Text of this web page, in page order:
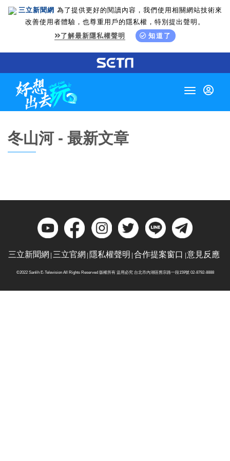
三立新聞網 為了提供更好的閱讀內容，我們使用相關網站技術來
改善使用者體驗，也尊重用戶的隱私權，特別提出聲明。
了解最新隱私權聲明
知道了
Toggle
冬山河 - 最新文章
三立新聞網 三立官網 隱私權聲明 合作提案窗口 意見反應
©2022 Sanlih E-Television All Rights Reserved 版權所有 盜用必究 台北市內湖區舊宗路一段159號 02-8792-8888